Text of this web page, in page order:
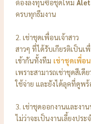
ต้องลงทุนซื้อชุดใหม่
ครบทุกธีมงาน
2. เช่าชุดเพื่อนเจ้าสาว
สาวๆ ที่ได้รับเกียรติเป็นเ
เข้ากันทั้งทีม เช่าชุดเพื่อ
เพราะสามารถเช่าชุดสีเดี
ใช้จ่าย และยังได้ลุคที่ดูพร้
3. เช่าชุดออกงานและงา
ไม่ว่าจะเป็นงานเลี้ยงปร